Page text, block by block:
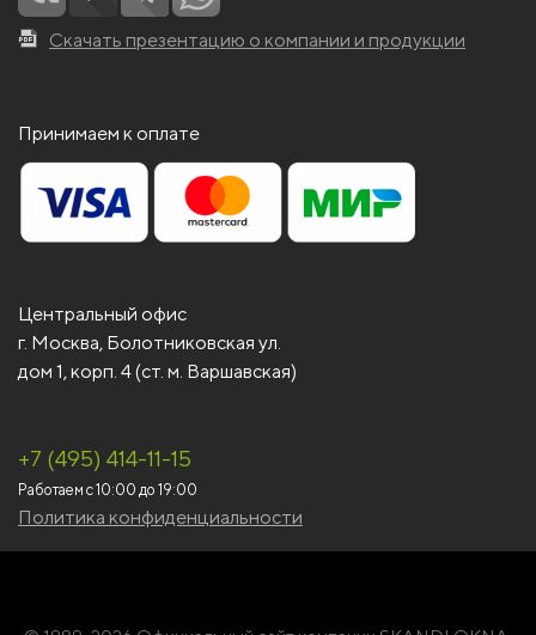
Скачать презентацию о компании и продукции
Принимаем к оплате
Центральный офис
г. Москва, Болотниковская ул.
дом 1, корп. 4 (ст. м. Варшавская)
+7 (495) 414-11-15
Работаем с 10:00 до 19:00
Политика конфиденциальности